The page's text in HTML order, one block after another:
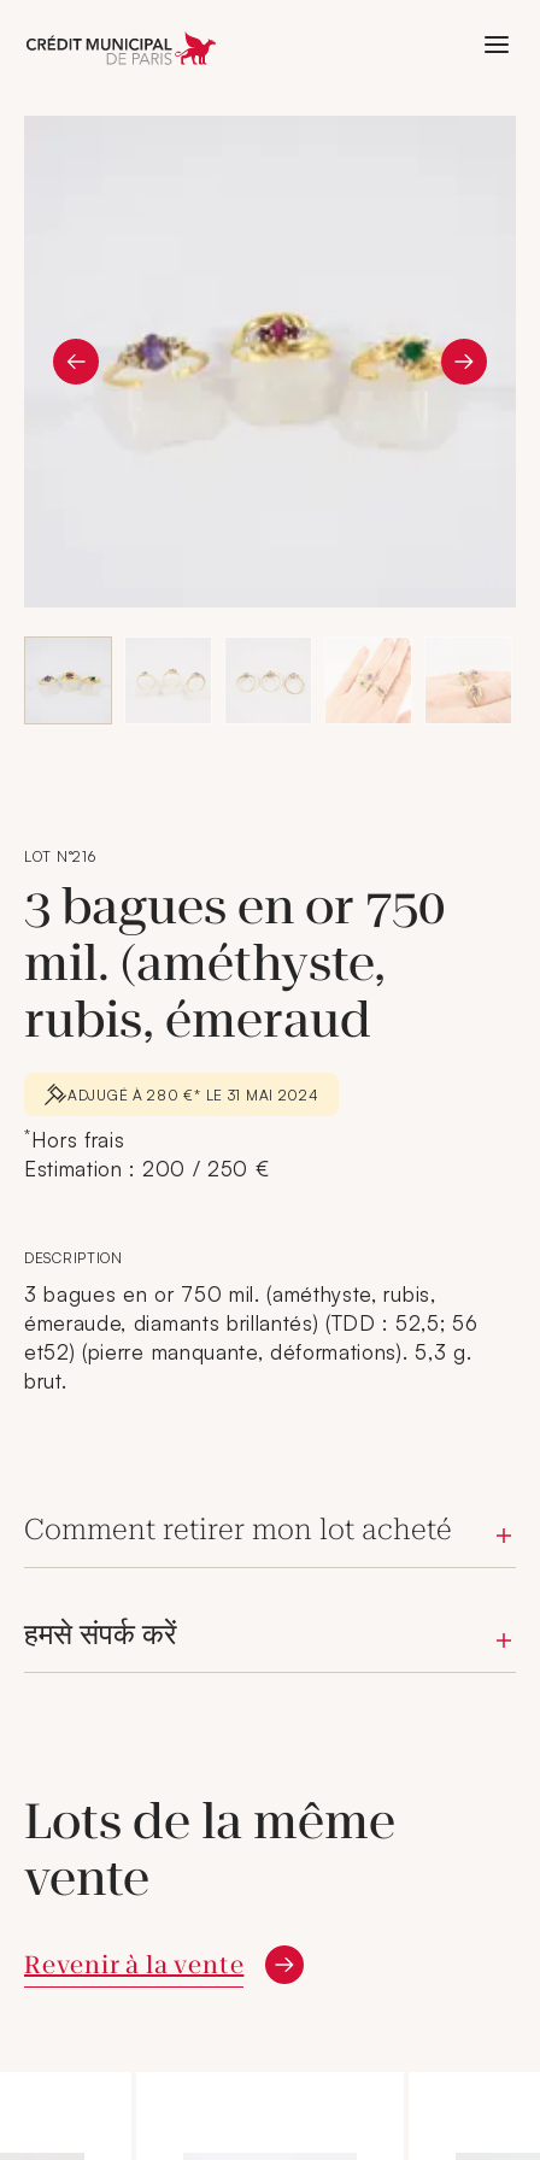
Aller à l'accueil de Crédit Municipal
LOT N°216
3 bagues en or 750
mil. (améthyste,
rubis, émeraud
ADJUGÉ À 280 €* LE 31 MAI 2024
*Hors frais
Estimation : 200 / 250 €
DESCRIPTION
3 bagues en or 750 mil. (améthyste, rubis,
émeraude, diamants brillantés) (TDD : 52,5; 56
et52) (pierre manquante, déformations). 5,3 g.
brut.
Comment retirer mon lot acheté
हमसे संपर्क करें
Lots de la même
vente
Revenir à la vente